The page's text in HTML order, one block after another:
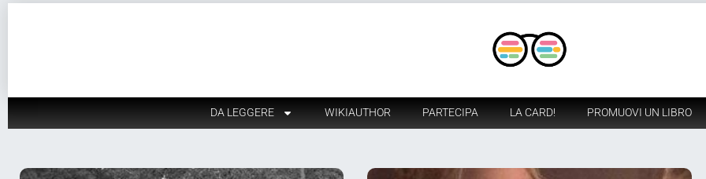
DA LEGGERE WIKIAUTHOR PARTECIPA LA CARD! PROMUOVI UN LIBRO